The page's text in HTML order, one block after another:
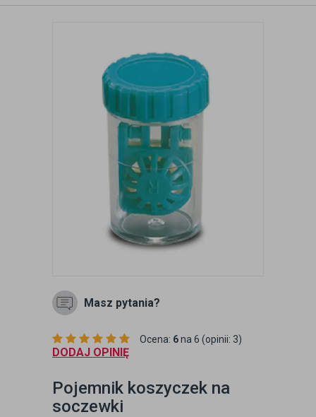
Masz pytania?
Ocena: 6na 6 (opinii: 3)
DODAJ OPINIĘ
Pojemnik koszyczek na
soczewki